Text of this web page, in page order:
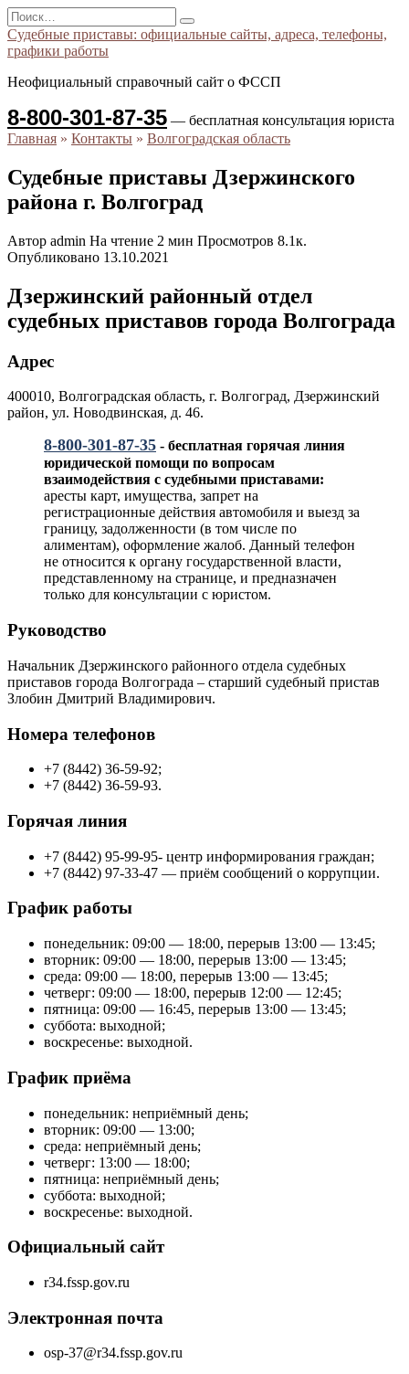
Перейти
к
содержанию
Search
for:
Судебные приставы: официальные сайты, адреса, телефоны,
графики работы
Неофициальный справочный сайт о ФССП
8-800-301-87-35 — бесплатная консультация юриста
Главная » Контакты » Волгоградская область
Судебные приставы Дзержинского
района г. Волгоград
Автор admin На чтение 2 мин Просмотров 8.1к.
Опубликовано 13.10.2021
Дзержинский районный отдел
судебных приставов города Волгограда
Адрес
400010, Волгоградская область, г. Волгоград, Дзержинский
район, ул. Новодвинская, д. 46.
8-800-301-87-35 - бесплатная горячая линия
юридической помощи по вопросам
взаимодействия с судебными приставами:
аресты карт, имущества, запрет на
регистрационные действия автомобиля и выезд за
границу, задолженности (в том числе по
алиментам), оформление жалоб. Данный телефон
не относится к органу государственной власти,
представленному на странице, и предназначен
только для консультации с юристом.
Руководство
Начальник Дзержинского районного отдела судебных
приставов города Волгограда – старший судебный пристав
Злобин Дмитрий Владимирович.
Номера телефонов
+7 (8442) 36-59-92;
+7 (8442) 36-59-93.
Горячая линия
+7 (8442) 95-99-95- центр информирования граждан;
+7 (8442) 97-33-47 — приём сообщений о коррупции.
График работы
понедельник: 09:00 — 18:00, перерыв 13:00 — 13:45;
вторник: 09:00 — 18:00, перерыв 13:00 — 13:45;
среда: 09:00 — 18:00, перерыв 13:00 — 13:45;
четверг: 09:00 — 18:00, перерыв 12:00 — 12:45;
пятница: 09:00 — 16:45, перерыв 13:00 — 13:45;
суббота: выходной;
воскресенье: выходной.
График приёма
понедельник: неприёмный день;
вторник: 09:00 — 13:00;
среда: неприёмный день;
четверг: 13:00 — 18:00;
пятница: неприёмный день;
суббота: выходной;
воскресенье: выходной.
Официальный сайт
r34.fssp.gov.ru
Электронная почта
osp-37@r34.fssp.gov.ru